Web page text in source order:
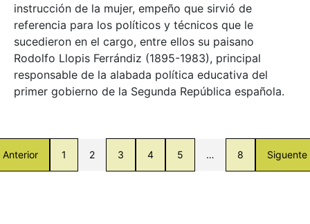
instrucción de la mujer, empeño que sirvió de
referencia para los políticos y técnicos que le
sucedieron en el cargo, entre ellos su paisano
Rodolfo Llopis Ferrándiz (1895-1983), principal
responsable de la alabada política educativa del
primer gobierno de la Segunda República española.
Anterior 1 2 3 4 5 … 8 Siguente